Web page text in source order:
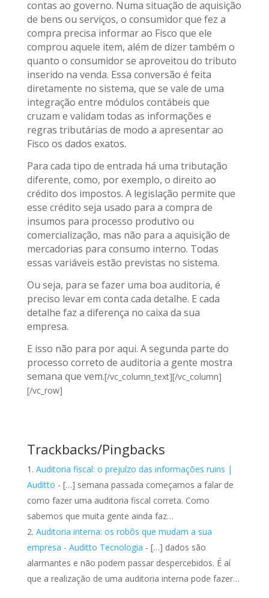
contas ao governo. Numa situação de aquisição
de bens ou serviços, o consumidor que fez a
compra precisa informar ao Fisco que ele
comprou aquele item, além de dizer também o
quanto o consumidor se aproveitou do tributo
inserido na venda. Essa conversão é feita
diretamente no sistema, que se vale de uma
integração entre módulos contábeis que
cruzam e validam todas as informações e
regras tributárias de modo a apresentar ao
Fisco os dados exatos.
Para cada tipo de entrada há uma tributação
diferente, como, por exemplo, o direito ao
crédito dos impostos. A legislação permite que
esse crédito seja usado para a compra de
insumos para processo produtivo ou
comercialização, mas não para a aquisição de
mercadorias para consumo interno. Todas
essas variáveis estão previstas no sistema.
Ou seja, para se fazer uma boa auditoria, é
preciso levar em conta cada detalhe. E cada
detalhe faz a diferença no caixa da sua
empresa.
E isso não para por aqui. A segunda parte do
processo correto de auditoria a gente mostra
semana que vem.[/vc_column_text][/vc_column]
[/vc_row]
Trackbacks/Pingbacks
Auditoria fiscal: o prejuízo das informações ruins |
Auditto - […] semana passada começamos a falar de
como fazer uma auditoria fiscal correta. Como
sabemos que muita gente ainda faz…
Auditoria interna: os robôs que mudam a sua
empresa - Auditto Tecnologia - […] dados são
alarmantes e não podem passar despercebidos. É aí
que a realização de uma auditoria interna pode fazer…